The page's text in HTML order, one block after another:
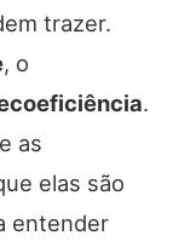
trazer.
, o
.
as
elas são
entender